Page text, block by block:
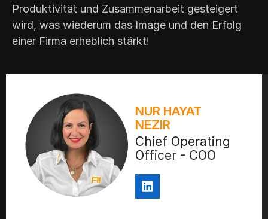
Produktivität und Zusammenarbeit gesteigert
wird, was wiederum das Image und den Erfolg
einer Firma erheblich stärkt!
NUR HAYAT
NEZIR
Chief Operating
Officer - COO